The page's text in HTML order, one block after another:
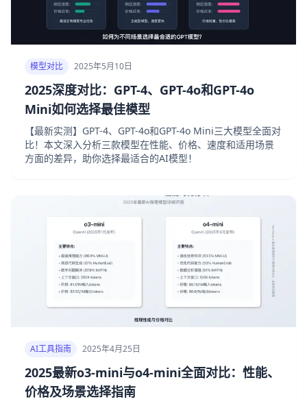
模型对比 2025年5月10日
2025深度对比：GPT-4、GPT-4o和GPT-4o
Mini如何选择最佳模型
【最新实测】GPT-4、GPT-4o和GPT-4o Mini三大模型全面对
比！本文深入分析三款模型在性能、价格、速度和适用场景
方面的差异，助你选择最适合的AI模型！
AI工具指南 2025年4月25日
2025最新o3-mini与o4-mini全面对比：性能、
价格及场景选择指南